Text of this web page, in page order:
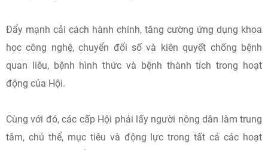
Đẩy mạnh cải cách hành chính, tăng cường ứng dụng khoa
học công nghệ, chuyển đổi số và kiên quyết chống bệnh
quan liêu, bệnh hình thức và bệnh thành tích trong hoạt
động của Hội.
Cùng với đó, các cấp Hội phải lấy người nông dân làm trung
tâm, chủ thể, mục tiêu và động lực trong tất cả các hoạt